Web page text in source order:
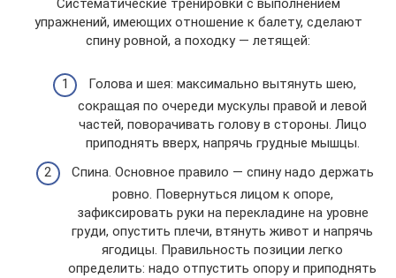
Систематические тренировки с выполнением
упражнений, имеющих отношение к балету, сделают
спину ровной, а походку — летящей:
Голова и шея: максимально вытянуть шею,
сокращая по очереди мускулы правой и левой
частей, поворачивать голову в стороны. Лицо
приподнять вверх, напрячь грудные мышцы.
Спина. Основное правило — спину надо держать
ровно. Повернуться лицом к опоре,
зафиксировать руки на перекладине на уровне
груди, опустить плечи, втянуть живот и напрячь
ягодицы. Правильность позиции легко
определить: надо отпустить опору и приподнять